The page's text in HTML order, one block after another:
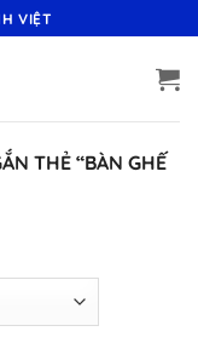
VIỆT
THẺ “BÀN GHẾ